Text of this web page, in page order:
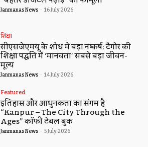
Janmanas News - 16 July 2026
शिक्षा
सीएसजेएमयू के शोध में बड़ा निष्कर्ष: टैगोर की
शिक्षा पद्धति में ‘मानवता’ सबसे बड़ा जीवन-
मूल्य
Janmanas News - 14 July 2026
Featured
इतिहास और आधुनिकता का संगम है
“Kanpur – The City Through the
Ages” कॉफी टेबल बुक
Janmanas News - 5 July 2026